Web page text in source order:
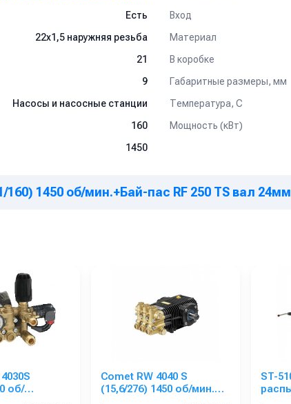
Есть Вход
22х1,5 наружняя резьба Материал
21 В коробке
9 Габаритные размеры, мм
Насосы и насосные станции Температура, C
160 Мощность (кВт)
1450
160) 1450 об/мин.+Бай-пас RF 250 TS вал
об/
Comet RW 4040 S
(15,6/276) 1450 об/мин.
ST-